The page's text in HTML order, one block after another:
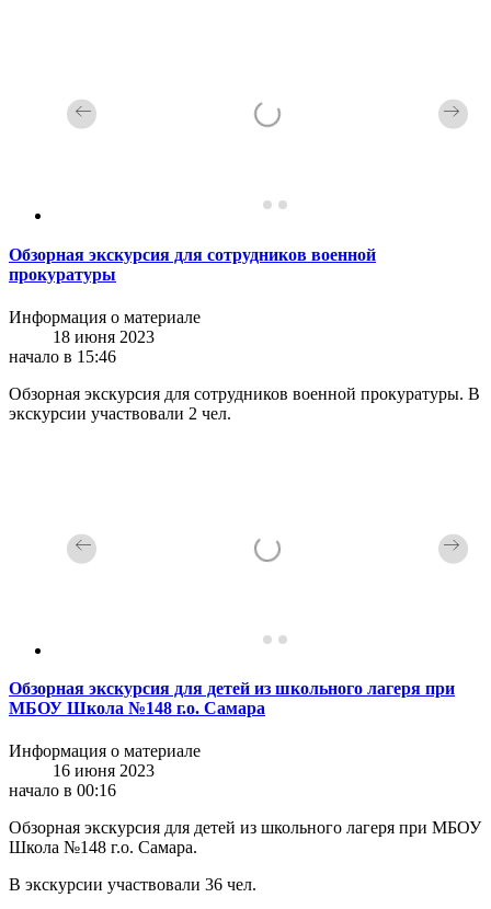
Обзорная экскурсия для сотрудников военной
прокуратуры
Информация о материале
18 июня 2023
начало в 15:46
Обзорная экскурсия для сотрудников военной прокуратуры. В
экскурсии участвовали 2 чел.
Обзорная экскурсия для детей из школьного лагеря при
МБОУ Школа №148 г.о. Самара
Информация о материале
16 июня 2023
начало в 00:16
Обзорная экскурсия для детей из школьного лагеря при МБОУ
Школа №148 г.о. Самара.
В экскурсии участвовали 36 чел.